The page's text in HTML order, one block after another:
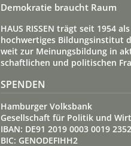
Demokratie braucht Raum
HAUS RISSEN trägt seit 1954
hoch­wertiges Bildungs­institut
weit zur Meinungs­bildung in
schaft­lichen und politischen
SPENDEN
Hamburger Volksbank
Gesellschaft für Politik und
IBAN: DE91 2019 0003 0019
BIC: GENODEFIHH2